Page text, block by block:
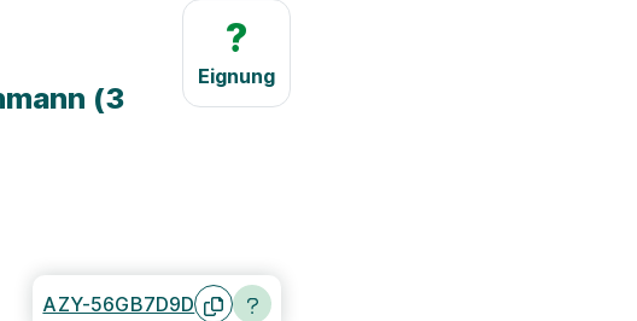
?
Eignung
(3
AZY-56GB7D9D